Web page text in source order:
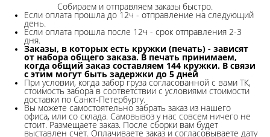
Собираем и отправляем заказы быстро.
Если оплата прошла до 12ч - отправление на следующий
день.
Если оплата прошла после 12ч - срок отправления 2-3
дня.
Заказы, в которых есть кружки (печать) - зависят
от набора общего заказа. В печать принимаем,
когда общий заказ составляем 144 кружки. В связи
с этим могут быть задержки до 5 дней
При условии, когда забор груза согласованной с вами ТК,
стоимость забора в соответствии с условиями стоимости
доставки по Санкт-Петербургу.
Вы можете самостоятельно забрать заказ из нашего
офиса, или со склада. Самовывоз у нас совсем ничего не
стоит. Размещаете заказ. После сборки вам будет
выставлен счет. Оплачиваете заказ и согласовываете дату